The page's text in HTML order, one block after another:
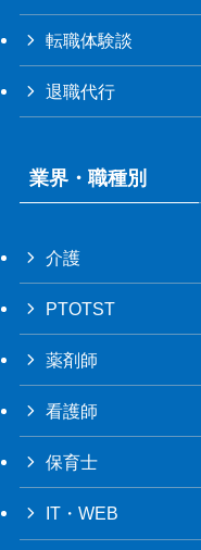
転職体験談
退職代行
業界・職種別
介護
PTOTST
薬剤師
看護師
保育士
IT・WEB